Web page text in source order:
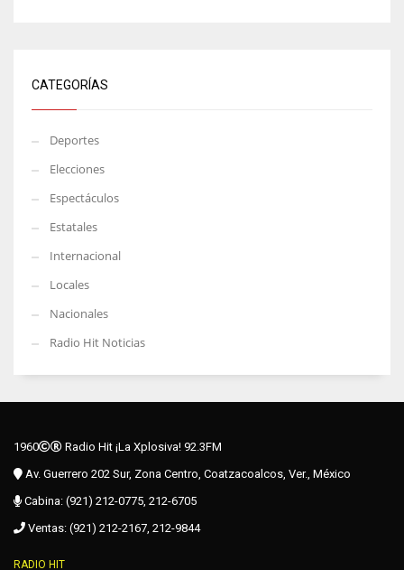
CATEGORÍAS
Deportes
Elecciones
Espectáculos
Estatales
Internacional
Locales
Nacionales
Radio Hit Noticias
1960
Radio Hit ¡La Xplosiva! 92.3FM
Av. Guerrero 202 Sur, Zona Centro, Coatzacoalcos, Ver., México
Cabina: (921) 212-0775, 212-6705
Ventas: (921) 212-2167, 212-9844
RADIO HIT